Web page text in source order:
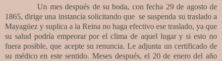
Un mes después de su boda, con fecha 29 de agosto de
1865, dirige una instancia solicitando que se suspenda su traslado a
Mayagüez y suplica a la Reina no haga efectivo ese traslado, ya que
su salud podría empeorar por el clima de aquel lugar y si esto no
fuera posible, que acepte su renuncia. Le adjunta un certificado de
su médico en este sentido. Meses después, el 20 de enero del año